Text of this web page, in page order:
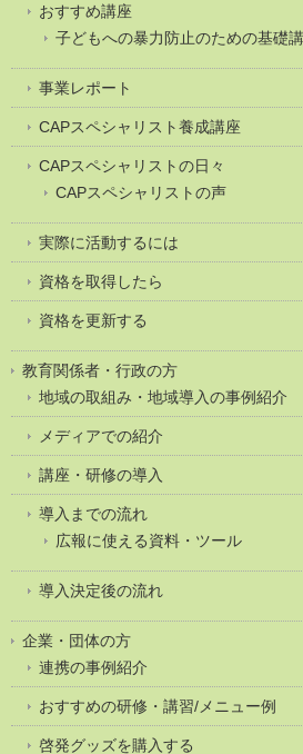
おすすめ講座
子どもへの暴力防止のための基礎
事業レポート
CAPスペシャリスト養成講座
CAPスペシャリストの日々
CAPスペシャリストの声
実際に活動するには
資格を取得したら
資格を更新する
教育関係者・行政の方
地域の取組み・地域導入の事例紹介
メディアでの紹介
講座・研修の導入
導入までの流れ
広報に使える資料・ツール
導入決定後の流れ
企業・団体の方
連携の事例紹介
おすすめの研修・講習/メニュー例
啓発グッズを購入する